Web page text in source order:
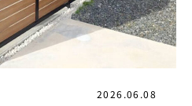
2026.06.08